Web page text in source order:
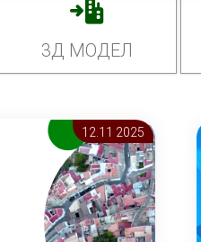
3Д МОДЕЛ
12.11 2025